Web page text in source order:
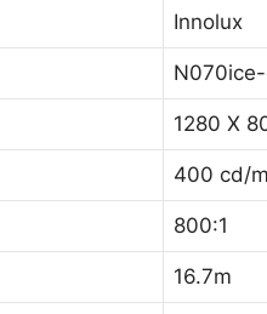
Innolux
1280 X
400 cd/
800:1
16.7m